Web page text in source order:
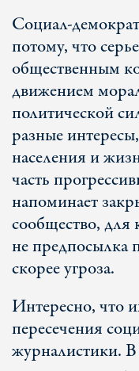
Социал-
потому, что
общественным
движением
политической
разные
населения и
часть
напоминает
сообщество, для
не предпосылка
скорее угроза.
Интересно, что
пересечения
журналистики. В